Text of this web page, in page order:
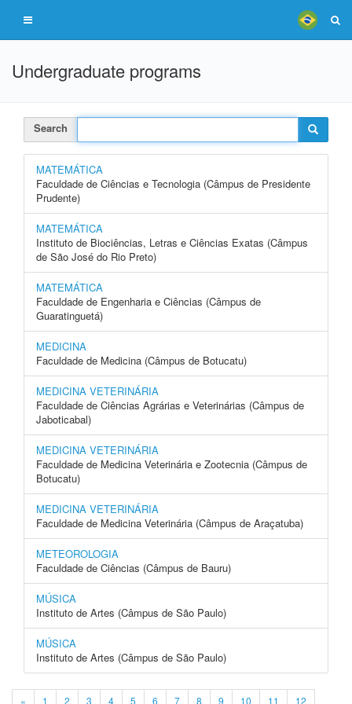
Undergraduate programs
Search
MATEMÁTICA
Faculdade de Ciências e Tecnologia (Câmpus de Presidente
Prudente)
MATEMÁTICA
Instituto de Biociências, Letras e Ciências Exatas (Câmpus
de São José do Rio Preto)
MATEMÁTICA
Faculdade de Engenharia e Ciências (Câmpus de
Guaratinguetá)
MEDICINA
Faculdade de Medicina (Câmpus de Botucatu)
MEDICINA VETERINÁRIA
Faculdade de Ciências Agrárias e Veterinárias (Câmpus de
Jaboticabal)
MEDICINA VETERINÁRIA
Faculdade de Medicina Veterinária e Zootecnia (Câmpus de
Botucatu)
MEDICINA VETERINÁRIA
Faculdade de Medicina Veterinária (Câmpus de Araçatuba)
METEOROLOGIA
Faculdade de Ciências (Câmpus de Bauru)
MÚSICA
Instituto de Artes (Câmpus de São Paulo)
MÚSICA
Instituto de Artes (Câmpus de São Paulo)
« 1 2 3 4 5 6 7 8 9 10 11 12